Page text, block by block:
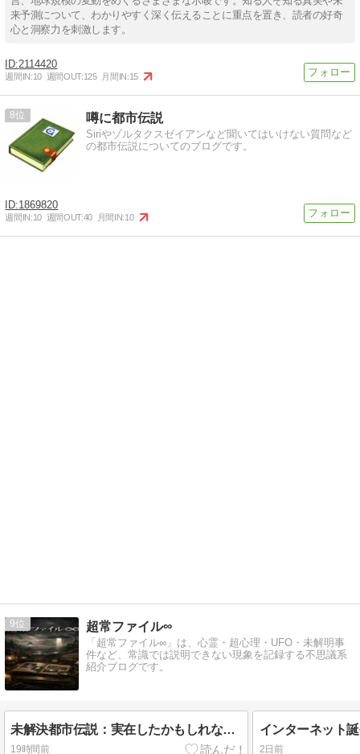
来予測について、わかりやすく深く伝えることに重点を置き、読者の好奇
心と洞察力を刺激します。
2114420
週間IN:10 週間OUT:125 月間IN:15
8 噂に都市伝説
Siriやゾルタクスゼイアンなど聞いてはいけない質問など
の都市伝説についてのブログです。
1869820
週間IN:10 週間OUT:40 月間IN:10
9 超常ファイル∞
「超常ファイル∞」は、心霊・超心理・UFO・未解明事
件など、常識では説明できない現象を記録する不思議系
紹介ブログです。
未解決都市伝説：実在したかもしれない超常現象の真相
19時間前 2日前